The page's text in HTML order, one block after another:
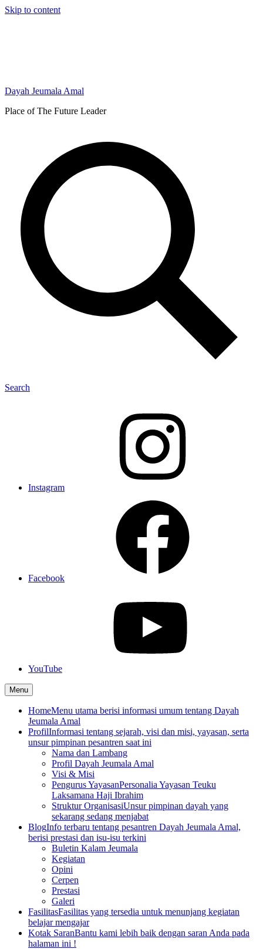
Skip to content
Dayah Jeumala Amal
Place of The Future Leader
Search
Instagram
Facebook
YouTube
Menu
HomeMenu utama berisi informasi umum tentang Dayah
Jeumala Amal
ProfilInformasi tentang sejarah, visi dan misi, yayasan, serta
unsur pimpinan pesantren saat ini
Nama dan Lambang
Profil Dayah Jeumala Amal
Visi & Misi
Pengurus YayasanPersonalia Yayasan Teuku
Laksamana Haji Ibrahim
Struktur OrganisasiUnsur pimpinan dayah yang
sekarang sedang menjabat
BlogInfo terbaru tentang pesantren Dayah Jeumala Amal,
berisi prestasi dan isu-isu terkini
Buletin Kalam Jeumala
Kegiatan
Opini
Cerpen
Prestasi
Galeri
FasilitasFasilitas yang tersedia untuk menunjang kegiatan
belajar mengajar
Kotak SaranBantu kami lebih baik dengan saran Anda pada
halaman ini !